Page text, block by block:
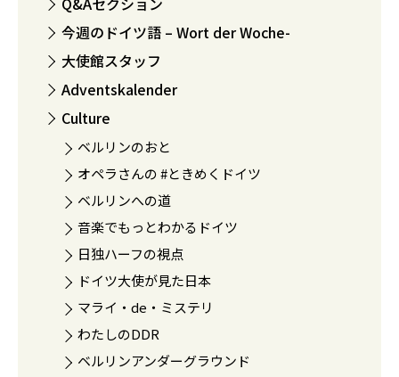
今週のドイツ語 – Wort der Woche-
大使館スタッフ
Adventskalender
Culture
ベルリンのおと
オペラさんの #ときめくドイツ
ベルリンへの道
音楽でもっとわかるドイツ
日独ハーフの視点
ドイツ大使が見た日本
マライ・de・ミステリ
わたしのDDR
ベルリンアンダーグラウンド